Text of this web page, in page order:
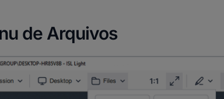
de Arquivos